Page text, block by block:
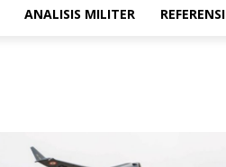
ANALISIS MILITER REFERENSI